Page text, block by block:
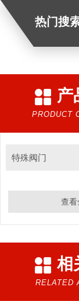
热门搜
产
PRODUCT
特殊阀门
查看
相
RELATED